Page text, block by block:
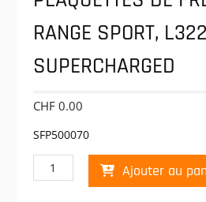
RANGE SPORT, L322
SUPERCHARGED
CHF0.00
SFP500070
quantité
de
Ajouter au